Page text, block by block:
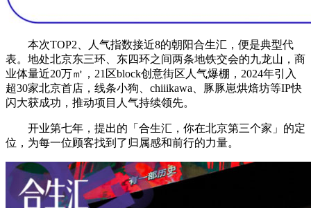
本次TOP2、人气指数接近8的朝阳合生汇，便是典型代
表。地处北京东三环、东四环之间两条地铁交会的九龙山，商
业体量近20万㎡，21区block创意街区人气爆棚，2024年引入
超30家北京首店，线条小狗、chiiikawa、豚豚崽烘焙坊等IP快
闪大获成功，推动项目人气持续领先。
开业第七年，提出的「合生汇，你在北京第三个家」的定
位，为每一位顾客找到了归属感和前行的力量。